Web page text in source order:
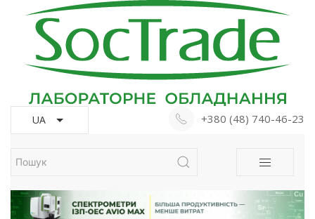
UA +380 (48) 740-46-23